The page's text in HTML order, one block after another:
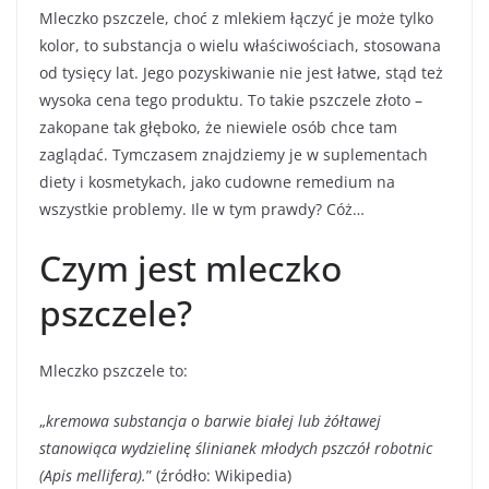
Mleczko pszczele, choć z mlekiem łączyć je może tylko
kolor, to substancja o wielu właściwościach, stosowana
od tysięcy lat. Jego pozyskiwanie nie jest łatwe, stąd też
wysoka cena tego produktu. To takie pszczele złoto –
zakopane tak głęboko, że niewiele osób chce tam
zaglądać. Tymczasem znajdziemy je w suplementach
diety i kosmetykach, jako cudowne remedium na
wszystkie problemy. Ile w tym prawdy? Cóż…
Czym jest mleczko
pszczele?
Mleczko pszczele to:
„kremowa substancja o barwie białej lub żółtawej
stanowiąca wydzielinę ślinianek młodych pszczół robotnic
(Apis mellifera).” (źródło: Wikipedia)